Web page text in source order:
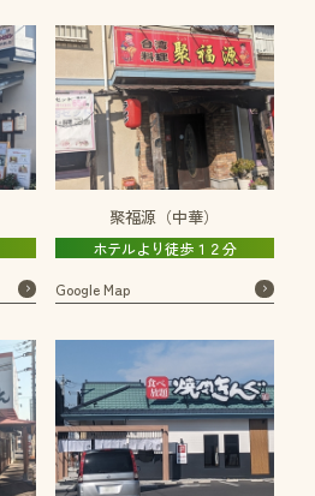
聚福源（中華）
ホテルより徒歩１２分
Google Map